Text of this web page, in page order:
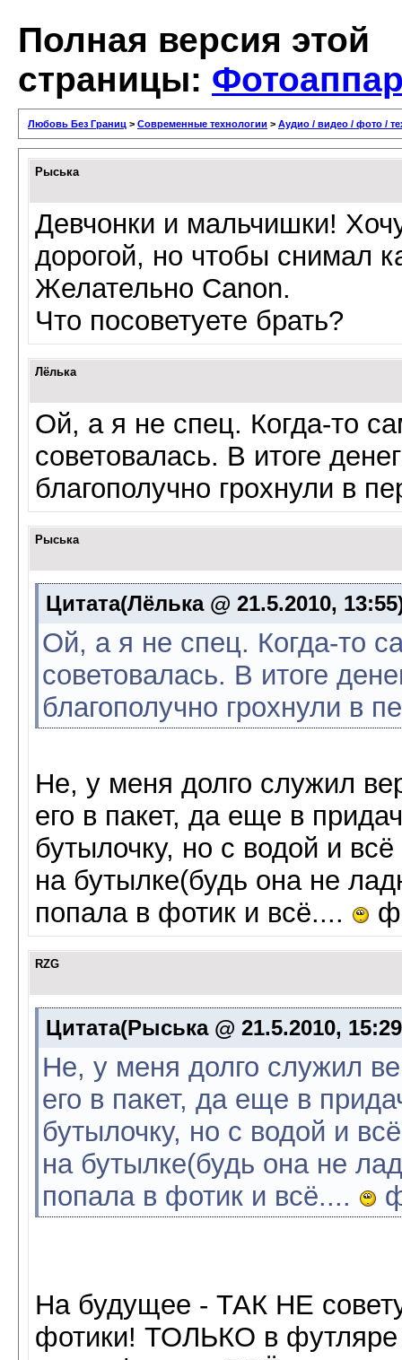
Полная версия этой
страницы:
Любовь Без Границ > Современные технологии > Аудио / видео / фото /
Рыська
Девчонки и мальчишки!
дорогой, но чтобы снимал
Желательно Canon.
Что посоветуете брать?
Лёлька
Ой, а я не спец. Когда-то
советовалась. В итоге
благополучно грохнули в
Рыська
Цитата(Лёлька @ 21.5.2010,
Ой, а я не спец. Когда-то
советовалась. В итоге
благополучно грохнули в
Не, у меня долго служил
его в пакет, да еще в
бутылочку, но с водой и
на бутылке(будь она не
попала в фотик и всё....
RZG
Цитата(Рыська @ 21.5.2010,
Не, у меня долго служил
его в пакет, да еще в
бутылочку, но с водой и
на бутылке(будь она не
попала в фотик и всё....
На будущее - ТАК НЕ
фотики! ТОЛЬКО в футляре